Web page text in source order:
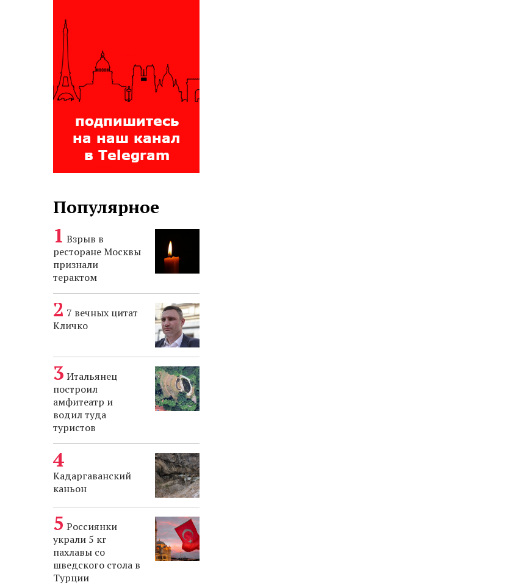
Популярное
Взрыв в
ресторане Москвы
признали
терактом
7 вечных цитат
Кличко
Итальянец
построил
амфитеатр и
водил туда
туристов
Кадаргаванский
каньон
Россиянки
украли 5 кг
пахлавы со
шведского стола в
Турции